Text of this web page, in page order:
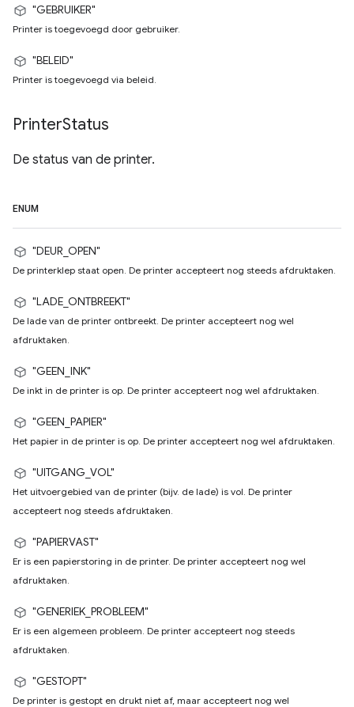
"GEBRUIKER"
Printer is toegevoegd door gebruiker.
"BELEID"
Printer is toegevoegd via beleid.
PrinterStatus
De status van de printer.
ENUM
"DEUR_OPEN"
De printerklep staat open. De printer accepteert nog steeds afdruktaken.
"LADE_ONTBREEKT"
De lade van de printer ontbreekt. De printer accepteert nog wel
afdruktaken.
"GEEN_INK"
De inkt in de printer is op. De printer accepteert nog wel afdruktaken.
"GEEN_PAPIER"
Het papier in de printer is op. De printer accepteert nog wel afdruktaken.
"UITGANG_VOL"
Het uitvoergebied van de printer (bijv. de lade) is vol. De printer
accepteert nog steeds afdruktaken.
"PAPIERVAST"
Er is een papierstoring in de printer. De printer accepteert nog wel
afdruktaken.
"GENERIEK_PROBLEEM"
Er is een algemeen probleem. De printer accepteert nog steeds
afdruktaken.
"GESTOPT"
De printer is gestopt en drukt niet af, maar accepteert nog wel